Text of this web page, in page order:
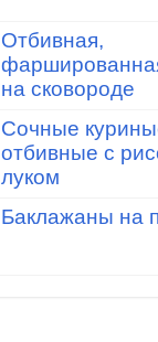
Отбивная,
на сковороде
Сочные
отбивные с
луком
Баклажаны на